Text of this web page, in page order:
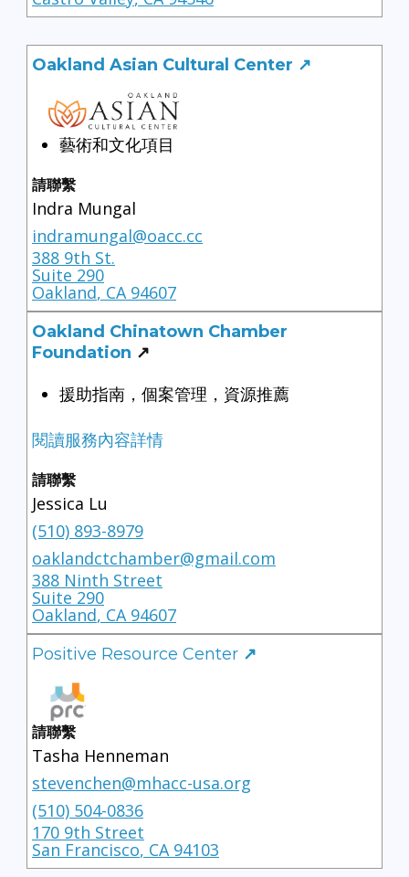
Oakland Asian Cultural Center ↗
藝術和文化項目
請聯繫
Indra Mungal
indramungal@oacc.cc
388 9th St.
Suite 290
Oakland, CA 94607
Oakland Chinatown Chamber
Foundation ↗
援助指南，個案管理，資源推薦
閱讀服務內容詳情
請聯繫
Jessica Lu
(510) 893-8979
oaklandctchamber@gmail.com
388 Ninth Street
Suite 290
Oakland, CA 94607
Positive Resource Center ↗
請聯繫
Tasha Henneman
stevenchen@mhacc-usa.org
(510) 504-0836
170 9th Street
San Francisco, CA 94103